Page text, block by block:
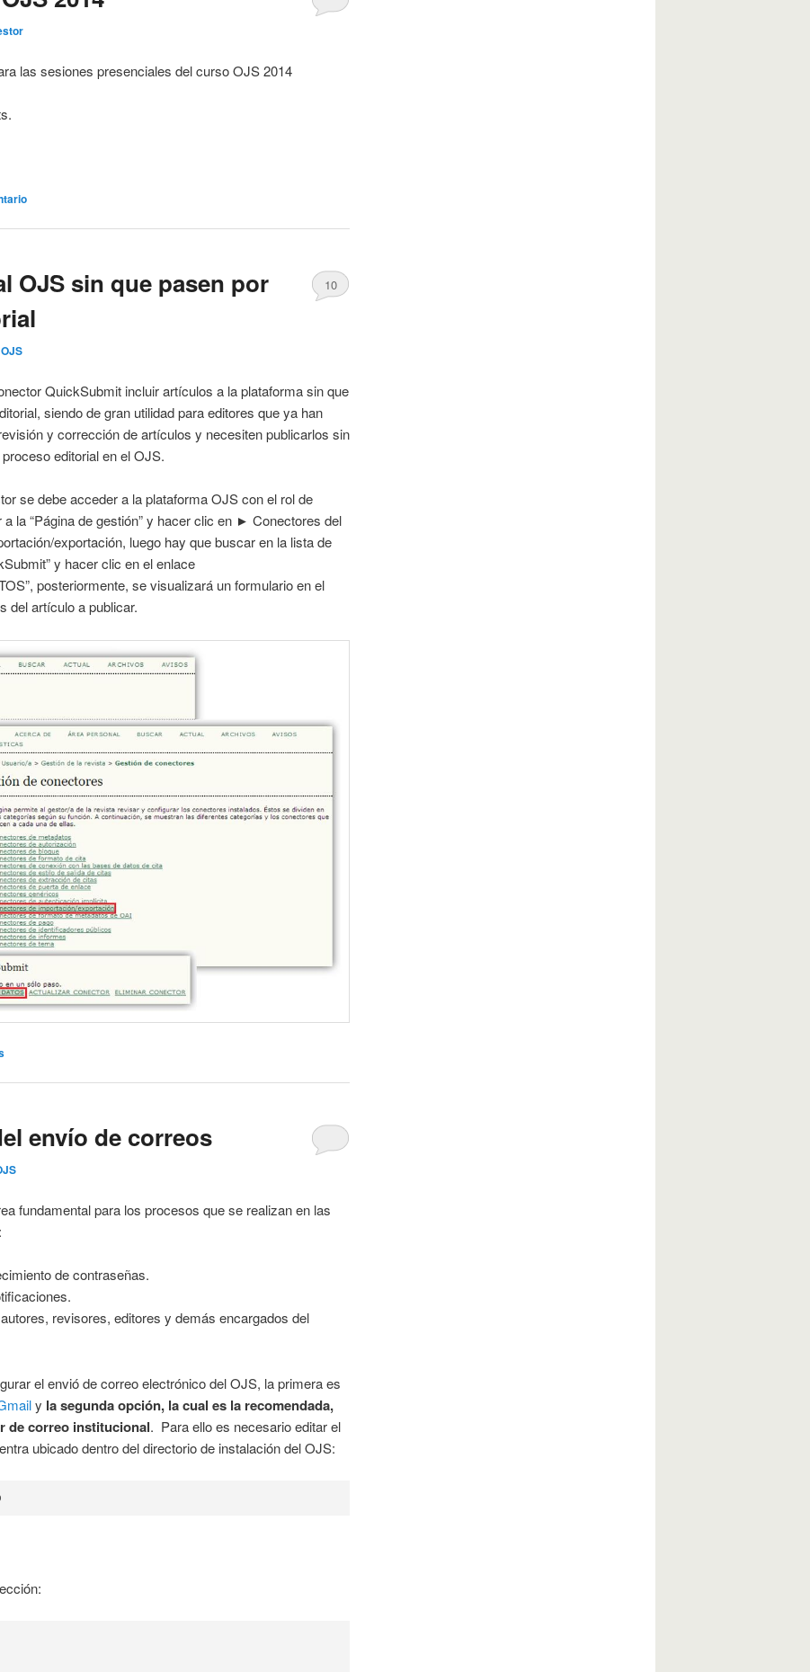
las sesiones presenciales del curso OJS 2014
OJS sin que pasen por
10
QuickSubmit incluir artículos a la plataforma sin que
siendo de gran utilidad para editores que ya han
y corrección de artículos y necesiten publicarlos sin
editorial en el OJS.
se debe acceder a la plataforma OJS con el rol de
la “Página de gestión” y hacer clic en ► Conectores del
exportación, luego hay que buscar en la lista de
y hacer clic en el enlace
posteriormente, se visualizará un formulario en el
del artículo a publicar.
envío de correos
fundamental para los procesos que se realizan en las
de contraseñas.
revisores, editores y demás encargados del
el envió de correo electrónico del OJS, la primera es
y la segunda opción, la cual es la recomendada,
de correo institucional. Para ello es necesario editar el
ubicado dentro del directorio de instalación del OJS: